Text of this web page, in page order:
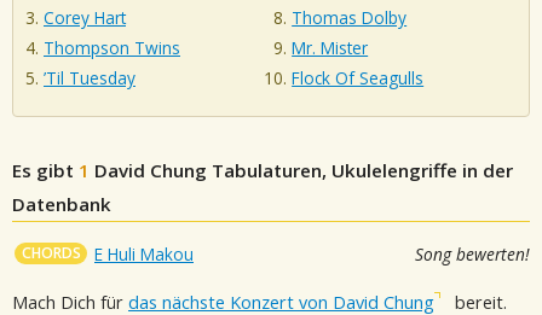
Corey Hart
Thompson Twins
’Til Tuesday
Thomas Dolby
Mr. Mister
Flock Of Seagulls
Es gibt 1 David Chung Tabulaturen, Ukulelengriffe in der
Datenbank
CHORDS E Huli Makou Song bewerten!
Mach Dich für das nächste Konzert von David Chung bereit.